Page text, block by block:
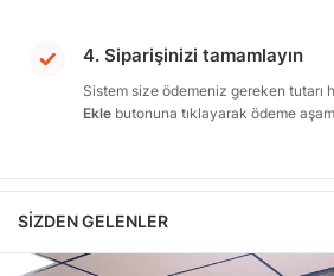
4. Siparişinizi tamamlayın
Sistem size ödemeniz gereken tutarı
Ekle butonuna tıklayarak ödeme
SIZDEN GELENLER